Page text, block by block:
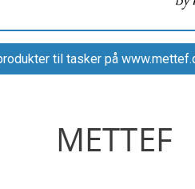
til tasker på